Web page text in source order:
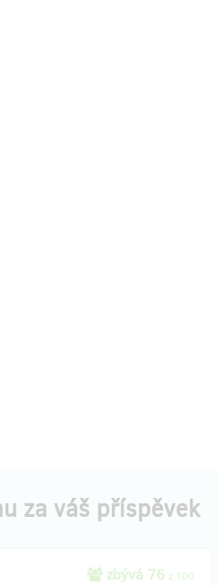
za váš příspěvek
zbývá 76 z 100